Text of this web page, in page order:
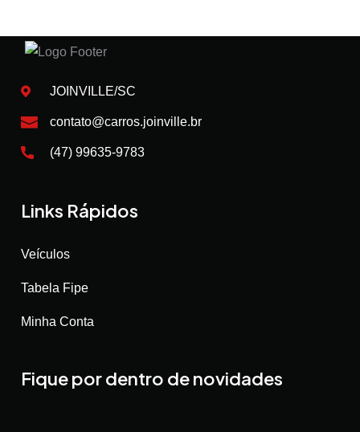
JOINVILLE/SC
contato@carros.joinville.br
(47) 99635-9783
Links Rápidos
Veículos
Tabela Fipe
Minha Conta
Fique por dentro de novidades